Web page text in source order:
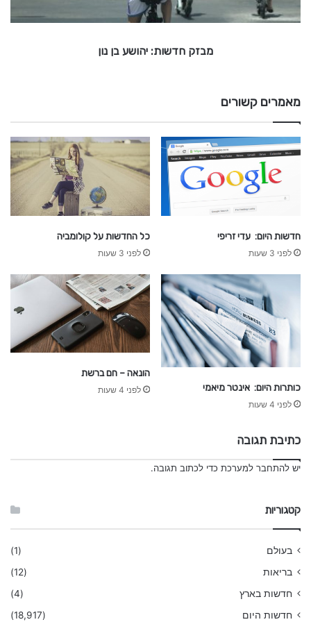
ם
ב
ו
ת
ע
ב
ן
נ
מבזק חדשות: יהושע בן נון
מאמרים קשורים
חדשות היום: עדי זריפי
לפני 3 שעות
כל החדשות על קולומביה
לפני 3 שעות
כותרות היום: אינטר מיאמי
לפני 4 שעות
הונאה – חם ברשת
לפני 4 שעות
כתיבת תגובה
יש להתחבר למערכת כדי לכתוב תגובה.
קטגוריות
בעולם
(1)
בריאות
(12)
חדשות בארץ
(4)
חדשות היום
(18,917)